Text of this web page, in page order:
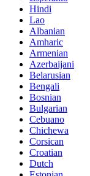
Hindi
Lao
Albanian
Amharic
Armenian
Azerbaijani
Belarusian
Bengali
Bosnian
Bulgarian
Cebuano
Chichewa
Corsican
Croatian
Dutch